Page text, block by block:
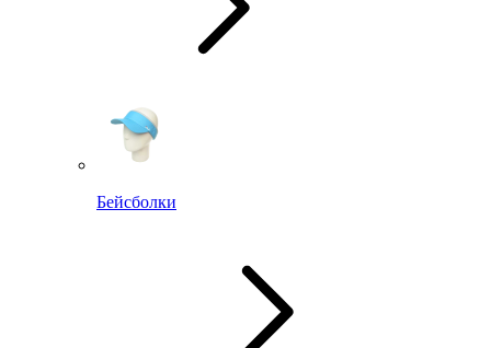
Бейсболки